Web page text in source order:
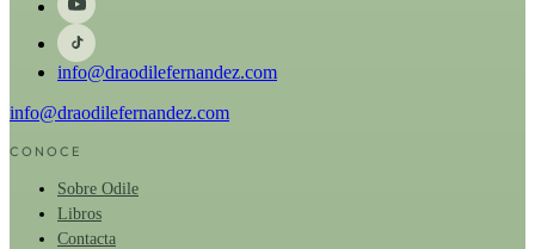
info@draodilefernandez.com
info@draodilefernandez.com
CONOCE
Sobre Odile
Libros
Contacta